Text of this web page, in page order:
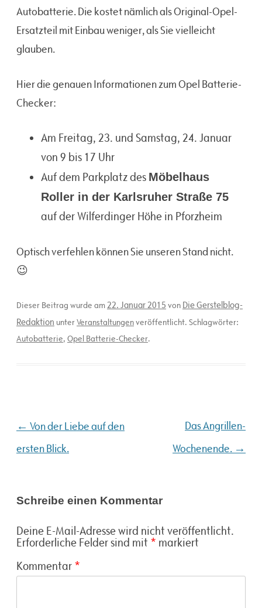
Autobatterie. Die kostet nämlich als Original-Opel-
Ersatzteil mit Einbau weniger, als Sie vielleicht
glauben.
Hier die genauen Informationen zum Opel Batterie-
Checker:
Am Freitag, 23. und Samstag, 24. Januar
von 9 bis 17 Uhr
Auf dem Parkplatz des Möbelhaus
Roller in der Karlsruher Straße 75
auf der Wilferdinger Höhe in Pforzheim
Optisch verfehlen können Sie unseren Stand nicht.
😉
Dieser Beitrag wurde am22. Januar 2015 von Die Gerstelblog-
Redaktion unterVeranstaltungenveröffentlicht. Schlagwörter:
Autobatterie, Opel Batterie-Checker.
Beitragsnavigation
← Von der Liebe auf den
ersten Blick.
Das Angrillen-
Wochenende. →
Schreibe einen Kommentar
Deine E-Mail-Adresse wird nicht veröffentlicht.
Erforderliche Felder sind mit * markiert
Kommentar *